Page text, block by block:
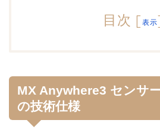
目次 [ 表示
MX Anywhere3 センサ
の技術仕様